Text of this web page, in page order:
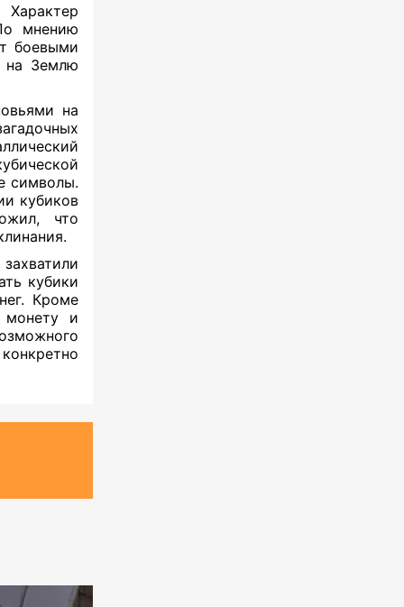
мнению
боевыми
на Землю
на
символы.
кубиков
что
кубики
Кроме
и